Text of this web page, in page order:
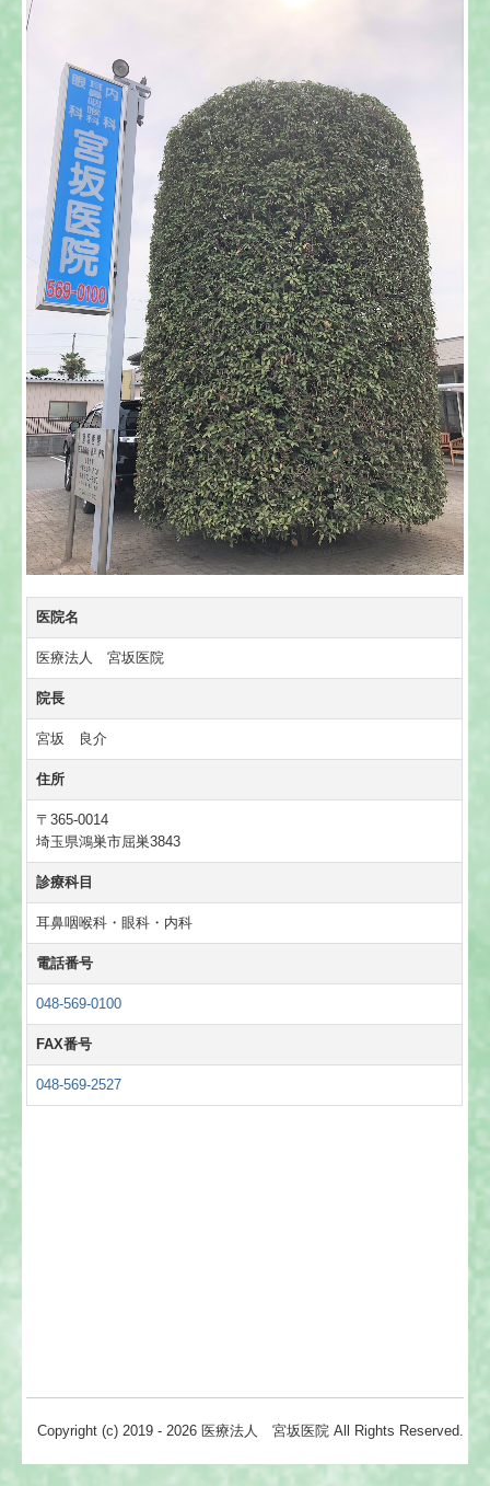
医院名
医療法人 宮坂医院
院長
宮坂 良介
住所
〒365-0014
埼玉県鴻巣市屈巣3843
診療科目
耳鼻咽喉科・眼科・内科
電話番号
048-569-0100
FAX番号
048-569-2527
Copyright (c) 2019 - 2026 医療法人 宮坂医院 All Rights Reserved.